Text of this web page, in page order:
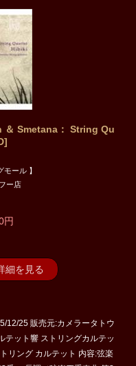
＆ Smetana： String Qu
モール 】
ー店
円
細を見る
12/25 販売元:カメラータトウ
テット響 ストリングカルテッ
リング カルテット 内容:弦楽